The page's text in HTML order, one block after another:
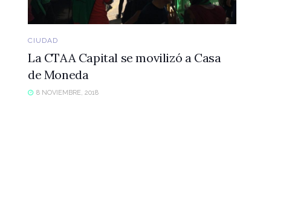
CIUDAD
La CTAA Capital se movilizó a Casa
de Moneda
8 NOVIEMBRE, 2018